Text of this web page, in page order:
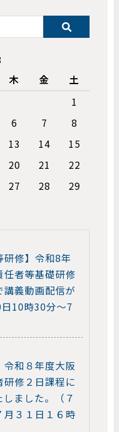
木 金
土
1
6 7
8
13 14
15
20 21
22
27 28
29
研修】令和8年
者等基礎研修
義動画配信が
10時30分～7
令和８年度大阪
修２日課程に
ました。（７
月３１日１６時